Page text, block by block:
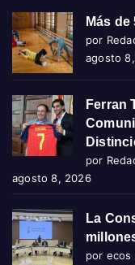
Más
por
agosto
Ferran
por
agosto 8, 2026
La
por ecos